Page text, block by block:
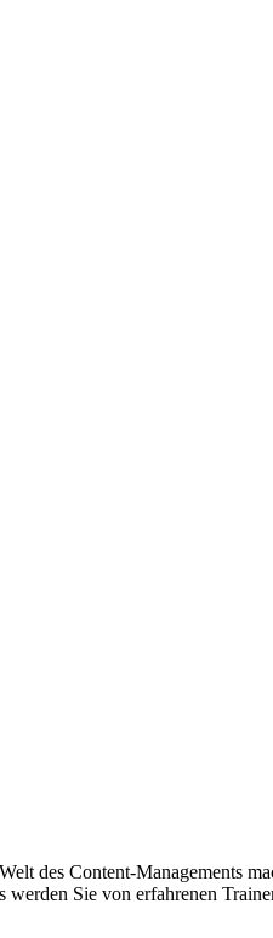
des Content-Managements
Sie von erfahrenen